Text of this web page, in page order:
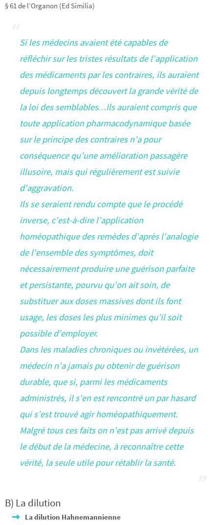
§ 61 de l’Organon (Ed Similia)
Si les médecins avaient été capables de
réfléchir sur les tristes résultats de l’application
des médicaments par les contraires, ils auraient
depuis longtemps découvert la grande vérité de
la loi des semblables…Ils auraient compris que
toute application pharmacodynamique basée
sur le principe des contraires n’a pour
conséquence qu’une amélioration passagère
illusoire, mais qui régulièrement est suivie
d’aggravation.
Ils se seraient rendu compte que le procédé
inverse, c’est-à-dire l’application
homéopathique des remèdes d’après l’analogie
de l’ensemble des symptômes, doit
nécessairement produire une guérison parfaite
et persistante, pourvu qu’on ait soin, de
substituer aux doses massives dont ils font
usage, les doses les plus minimes qu’il soit
possible d’employer.
Dans les maladies chroniques ou invétérées, un
médecin n’a jamais pu obtenir de guérison
durable, que si, parmi les médicaments
administrés, il s’en est rencontré un par hasard
qui s’est trouvé agir homéopathiquement.
Malgré tous ces faits on n’est pas arrivé depuis
le début de la médecine, à reconnaître cette
vérité, la seule utile pour rétablir la santé.
B) La dilution
La dilution Hahnemannienne